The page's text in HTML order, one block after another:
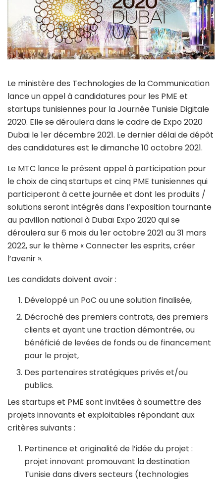
Le ministère des Technologies de la Communication
lance un appel à candidatures pour les PME et
startups tunisiennes pour la Journée Tunisie Digitale
2020. Elle se déroulera dans le cadre de Expo 2020
Dubai le 1er décembre 2021. Le dernier délai de dépôt
des candidatures est le dimanche 10 octobre 2021.
Le MTC lance le présent appel à participation pour
le choix de cinq startups et cinq PME tunisiennes qui
participeront à cette journée et dont les produits /
solutions seront intégrés dans l’exposition tournante
au pavillon national à Dubaï Expo 2020 qui se
déroulera sur 6 mois du 1er octobre 2021 au 31 mars
2022, sur le thème « Connecter les esprits, créer
l’avenir ».
Les candidats doivent avoir :
Développé un PoC ou une solution finalisée,
Décroché des premiers contrats, des premiers
clients et ayant une traction démontrée, ou
bénéficié de levées de fonds ou de financement
pour le projet,
Des partenaires stratégiques privés et/ou
publics.
Les startups et PME sont invitées à soumettre des
projets innovants et exploitables répondant aux
critères suivants :
Pertinence et originalité de l’idée du projet :
projet innovant promouvant la destination
Tunisie dans divers secteurs (technologies